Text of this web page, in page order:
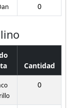
0
Cantidad
0